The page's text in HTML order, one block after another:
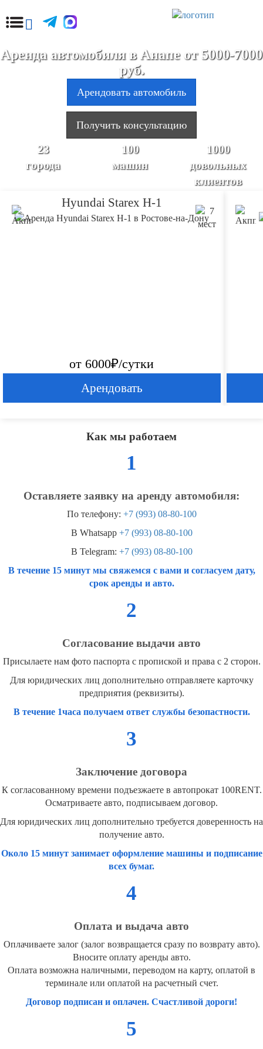
Аренда автомобиля в Анапе от 5000-7000
руб.
Арендовать автомобиль
Получить консультацию
23
города
100
машин
1000
довольных
клиентов
Hyundai Starex H-1
от 6000₽/сутки
Арендовать
Как мы работаем
1
Оставляете заявку на аренду автомобиля:
По телефону: +7 (993) 08-80-100
В Whatsapp +7 (993) 08-80-100
В Telegram: +7 (993) 08-80-100
В течение 15 минут мы свяжемся с вами и согласуем дату,
срок аренды и авто.
2
Согласование выдачи авто
Присылаете нам фото паспорта с пропиской и права с 2 сторон.
Для юридических лиц дополнительно отправляете карточку
предприятия (реквизиты).
В течение 1часа получаем ответ службы безопастности.
3
Заключение договора
К согласованному времени подъезжаете в автопрокат 100RENT.
Осматриваете авто, подписываем договор.
Для юридических лиц дополнительно требуется доверенность на
получение авто.
Около 15 минут занимает оформление машины и подписание
всех бумаг.
4
Оплата и выдача авто
Оплачиваете залог (залог возвращается сразу по возврату авто).
Вносите оплату аренды авто.
Оплата возможна наличными, переводом на карту, оплатой в
терминале или оплатой на расчетный счет.
Договор подписан и оплачен. Счастливой дороги!
5